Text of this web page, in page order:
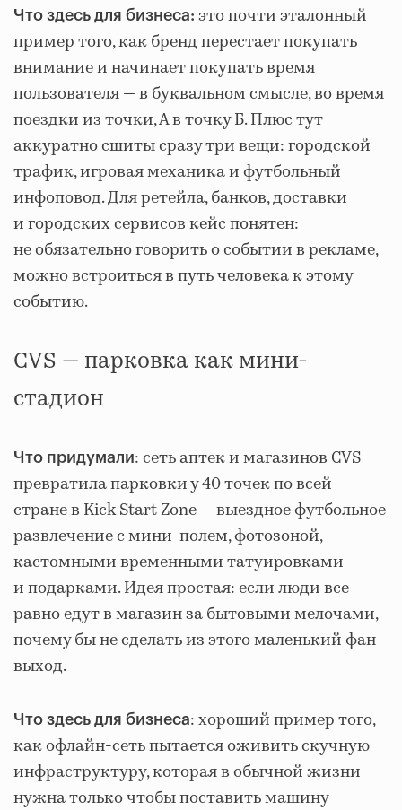
Что здесь для бизнеса: это почти эталонный
пример того, как бренд перестает покупать
внимание и начинает покупать время
пользователя — в буквальном смысле, во время
поездки из точки, А в точку Б. Плюс тут
аккуратно сшиты сразу три вещи: городской
трафик, игровая механика и футбольный
инфоповод. Для ретейла, банков, доставки
и городских сервисов кейс понятен:
не обязательно говорить о событии в рекламе,
можно встроиться в путь человека к этому
событию.
CVS — парковка как мини-
стадион
Что придумали: сеть аптек и магазинов CVS
превратила парковки у 40 точек по всей
стране в Kick Start Zone — выездное футбольное
развлечение с мини-полем, фотозоной,
кастомными временными татуировками
и подарками. Идея простая: если люди все
равно едут в магазин за бытовыми мелочами,
почему бы не сделать из этого маленький фан-
выход.
Что здесь для бизнеса: хороший пример того,
как офлайн-сеть пытается оживить скучную
инфраструктуру, которая в обычной жизни
нужна только чтобы поставить машину